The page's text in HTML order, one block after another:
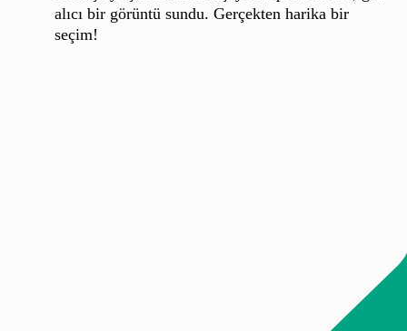
alıcı bir görüntü sundu. Gerçekten harika bir
seçim!